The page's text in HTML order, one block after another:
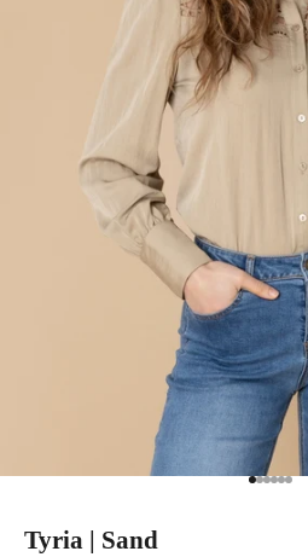
Naar
Naar
Naar
Naar
Tyria | Sand